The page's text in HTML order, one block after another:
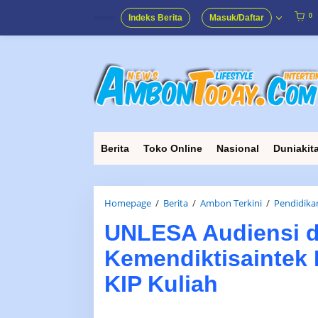
Indeks Berita Masuk/Daftar 0
Berita Toko Online Nasional
Homepage / Berita / Ambon Terkini /
UNLESA Audiensi
Kemendiktisaintek
KIP Kuliah